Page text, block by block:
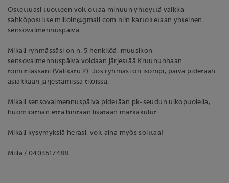
Ostettuasi tuotteen voit ottaa minuun yhteyttä vaikka
sähköpostitse milloin@gmail.com niin kartoitetaan yhteinen
sensovalmennuspäivä.
Mikäli ryhmässäsi on n. 5 henkilöä, muusikon
sensovalmennuspäivä voidaan järjestää Kruununhaan
toimitilassani (Välikatu 2). Jos ryhmäsi on isompi, päivä pidetään
asiakkaan järjestämissä tiloissa.
Mikäli sensovalmennuspäivä pidetään pk-seudun ulkopuolella,
huomioithan että hintaan lisätään matkakulut.
Mikäli kysymyksiä heräsi, voit aina myös soittaa!
Milla / 0403517488